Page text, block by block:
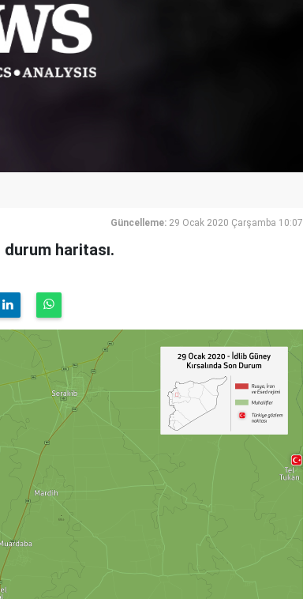
Güncelleme: 29 Ocak 2020 Çarşamba 10:07
haritası.